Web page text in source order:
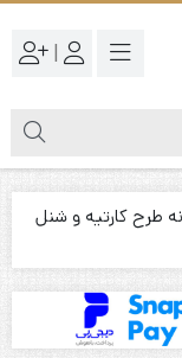
|
طرح کارتیه و شنل